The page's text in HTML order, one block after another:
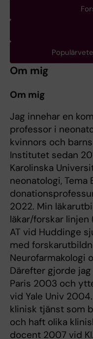
Om mig
Om mig
Jag innehar en
professor i
kvinnors och
Institutet sedan
Karolinska
neonatologi, Tema
2022. Min
läkar/forskar linjen
AT vid Huddinge
med
Neurofarmakologi
Därefter gjorde
Paris 2003 och
vid Yale Univ
klinisk tjänst som
och haft olika
docent 2007 vid